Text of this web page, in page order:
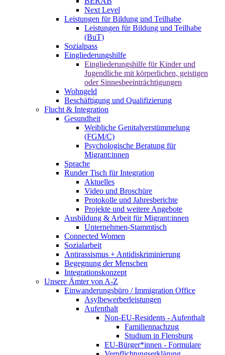
Next Level
Leistungen für Bildung und Teilhabe
Leistungen für Bildung und Teilhabe
(BuT)
Sozialpass
Eingliederungshilfe
Eingliederungshilfe für Kinder und
Jugendliche mit körperlichen, geistigen
oder Sinnesbeeinträchtigungen
Wohngeld
Beschäftigung und Qualifizierung
Flucht & Integration
Gesundheit
Weibliche Genitalverstümmelung
(FGM/C)
Psychologische Beratung für
Migrant:innen
Sprache
Runder Tisch für Integration
Aktuelles
Video und Broschüre
Protokolle und Jahresberichte
Projekte und weitere Angebote
Ausbildung & Arbeit für Migrant:innen
Unternehmen-Stammtisch
Connected Women
Sozialarbeit
Antirassismus + Antidiskriminierung
Begegnung der Menschen
Integrationskonzept
Unsere Ämter von A-Z
Einwanderungsbüro / Immigration Office
Asylbewerberleistungen
Aufenthalt
Non-EU-Residents - Aufenthalt
Familiennachzug
Studium in Flensburg
EU-Bürger*innen - Formulare